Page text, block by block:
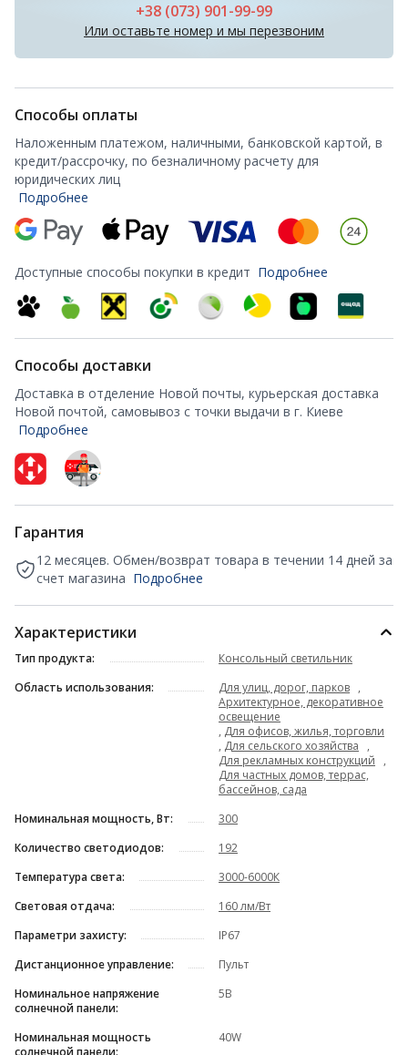
+38 (073) 901-99-99
Или оставьте номер и мы перезвоним
Способы оплаты
Наложенным платежом, наличными, банковской картой, в
кредит/рассрочку, по безналичному расчету для
юридических лиц
Подробнее
Доступные способы покупки в кредит Подробнее
Способы доставки
Доставка в отделение Новой почты, курьерская доставка
Новой почтой, самовывоз с точки выдачи в г. Киеве
Подробнее
Гарантия
12 месяцев. Обмен/возврат товара в течении 14 дней за
счет магазина Подробнее
Характеристики
Тип продукта:
Консольный светильник
Область использования:
Для улиц, дорог, парков ,
Архитектурное, декоративное
освещение
, Для офисов, жилья, торговли
, Для сельского хозяйства
,
Для рекламных конструкций
,
Для частных домов, террас,
бассейнов, сада
Номинальная мощность, Вт:
300
Количество светодиодов:
192
Температура света:
3000-6000К
Световая отдача:
160 лм/Вт
Параметри захисту:
IP67
Дистанционное управление:
Пульт
Номинальное напряжение
солнечной панели:
5В
Номинальная мощность
солнечной панели:
40W